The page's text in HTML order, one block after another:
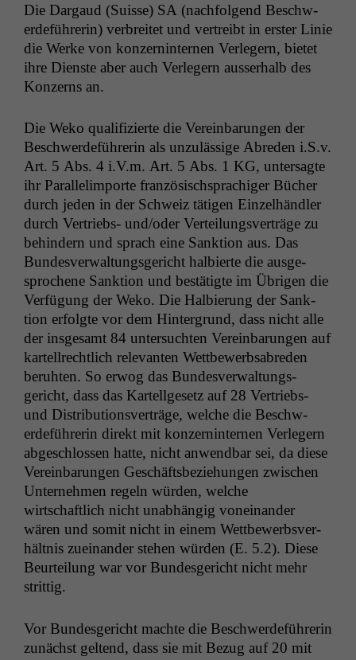
Die Dar­gaud (Suisse) SA (nach­fol­gend Beschw­
erde­führerin) ver­bre­it­et und vertreibt in erster Lin­ie
die Werke von konz­ern­in­ter­nen Ver­legern, bietet
ihre Dien­ste aber auch Ver­legern ausser­halb des
Konz­erns an.
Die Weko qual­i­fizierte die Vere­in­barun­gen der
Beschw­erde­führerin als unzuläs­sige Abre­den i.S.v.
Art. 5 Abs. 4 i.V.m. Art. 5 Abs. 1 KG, unter­sagte
ihr Par­al­le­limporte franzö­sis­chsprachiger Büch­er
durch jeden in der Schweiz täti­gen Einzel­händler
durch Ver­triebs- und/oder Verteilungsverträge zu
behin­dern und sprach eine Sank­tion aus. Das
Bun­desver­wal­tungs­gericht hal­bierte die aus­ge­
sproch­ene Sank­tion und bestätigte im Übri­gen die
Ver­fü­gung der Weko. Die Hal­bierung der Sank­
tion erfol­gte vor dem Hin­ter­grund, dass nicht alle
der ins­ge­samt 84 unter­sucht­en Vere­in­barun­gen auf
kartell­rechtlich rel­e­van­ten Wet­tbe­werb­sabre­den
beruht­en. So erwog das Bun­desver­wal­tungs­
gericht, dass das Kartellge­setz auf 28 Ver­triebs-
und Dis­tri­b­u­tionsverträge, welche die Beschw­
erde­führerin direkt mit konz­ern­in­ter­nen Ver­legern
abgeschlossen hat­te, nicht anwend­bar sei, da diese
Vere­in­barun­gen Geschäfts­beziehun­gen zwis­chen
Unternehmen regeln wür­den, welche
wirtschaftlich nicht unab­hängig voneinan­der
wären und somit nicht in einem Wet­tbe­werb­sver­
hält­nis zueinan­der ste­hen wür­den (E. 5.2). Diese
Beurteilung war vor Bun­des­gericht nicht mehr
strittig.
Vor Bun­des­gericht machte die Beschw­erde­führerin
zunächst gel­tend, dass sie mit Bezug auf 20 mit